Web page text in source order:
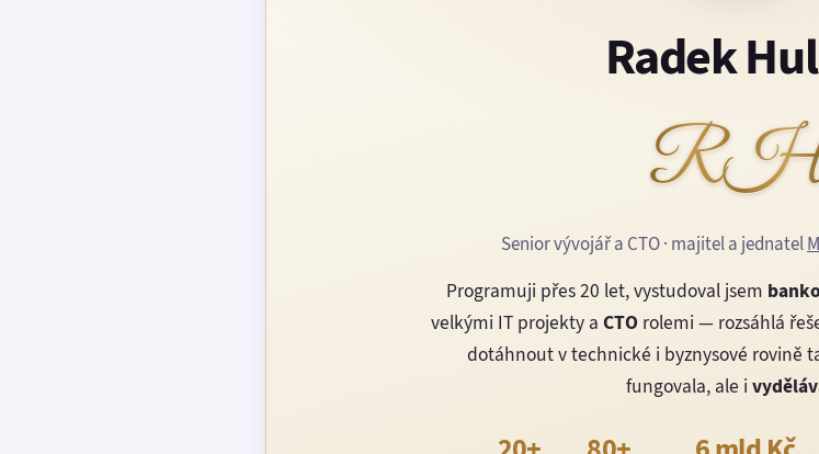
Radek
Senior vývojář a CTO · majitel a jednatel
Programuji přes 20 let, vystudoval jsem
velkými IT projekty a CTOrolemi — rozsáhlá
dotáhnout v technické i byznysové rovině
fungovala, ale i